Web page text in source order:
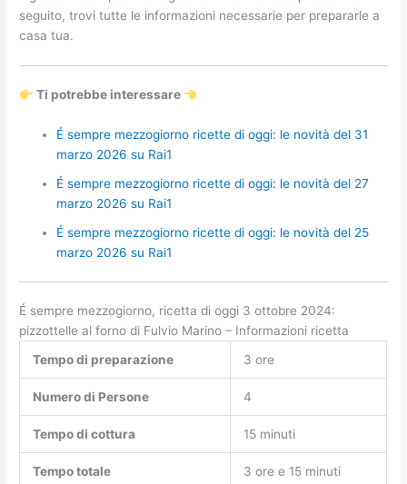
seguito, trovi tutte le informazioni necessarie per prepararle a
casa tua.
Ti potrebbe interessare
É sempre mezzogiorno ricette di oggi: le novità del 31
marzo 2026 su Rai1
É sempre mezzogiorno ricette di oggi: le novità del 27
marzo 2026 su Rai1
É sempre mezzogiorno ricette di oggi: le novità del 25
marzo 2026 su Rai1
É sempre mezzogiorno, ricetta di oggi 3 ottobre 2024:
pizzottelle al forno di Fulvio Marino – Informazioni ricetta
Tempo di preparazione
3 ore
Numero di Persone 4
Tempo di cottura 15 minuti
Tempo totale 3 ore e 15 minuti